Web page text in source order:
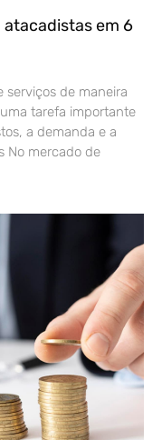
em 6
serviços de maneira
tarefa importante
a demanda e a
No mercado de